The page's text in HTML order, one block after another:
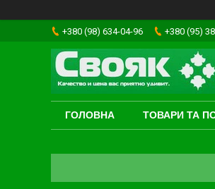
+380 (98) 634-04-96 +380 (95)
ГОЛОВНА ТОВАРИ ТА